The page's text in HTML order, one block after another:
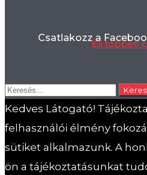
Csatlakozz a
Élj többet!
Keresés:
Kedves Látogató!
felhasználói élmény
sütiket alkalmazunk. A
ön a tájékoztatásunkat